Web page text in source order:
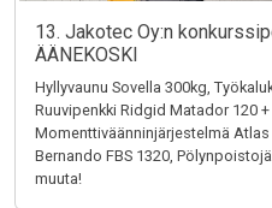
13. Jakotec Oy:n
ÄÄNEKOSKI
Hyllyvaunu Sovella 300kg,
Ruuvipenkki Ridgid Matador 120
Momenttiväänninjärjestelmä Atlas
Bernando FBS 1320,
muuta!